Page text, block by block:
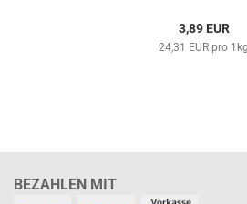
3,89 EUR
24,31 EUR pro 1kg
BEZAHLEN MIT